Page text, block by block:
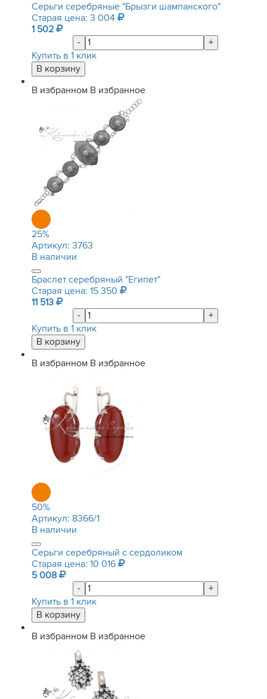
Серьги серебряные "Брызги шампанского"
Старая цена: 3 004
1 502
-
+
Купить в 1 клик
В избранном В избранное
25%
Артикул: 3763
В наличии
Браслет серебряный "Египет"
Старая цена: 15 350
11 513
-
+
Купить в 1 клик
В избранном В избранное
50%
Артикул: 8366/1
В наличии
Серьги серебряный с сердоликом
Старая цена: 10 016
5 008
-
+
Купить в 1 клик
В избранном В избранное